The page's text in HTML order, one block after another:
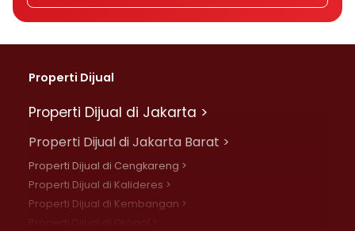
Properti Dijual
Properti Dijual di Jakarta >
Properti Dijual di Jakarta Barat >
Properti Dijual di Cengkareng >
Properti Dijual di Kalideres >
Properti Dijual di Kembangan >